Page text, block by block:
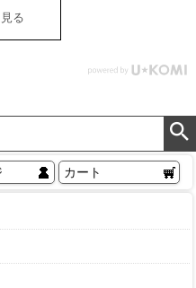
ク ヴィンテージ ナチュラ
リア アジアン [84302] ホ
る
カート